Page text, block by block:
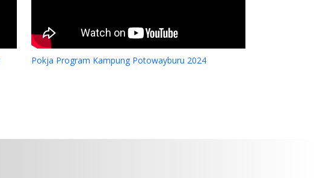
Pokja Program Kampung Potowayburu 2024